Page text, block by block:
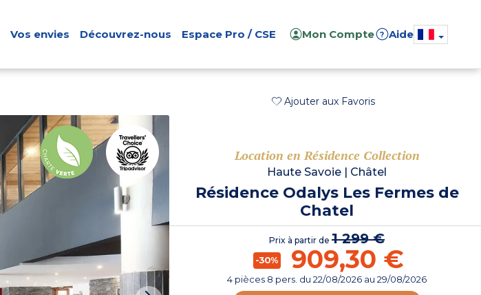
Vos envies Découvrez-nous Espace Pro / CSE Mon Compte ? Aide
Ajouter aux Favoris
Location en Résidence Collection
Haute Savoie Châtel
Résidence Odalys Les Fermes de
Chatel
Prix à partir de 1 299 €
-30% 909,30 €
4 pièces 8 pers. du 22/08/2026 au 29/08/2026